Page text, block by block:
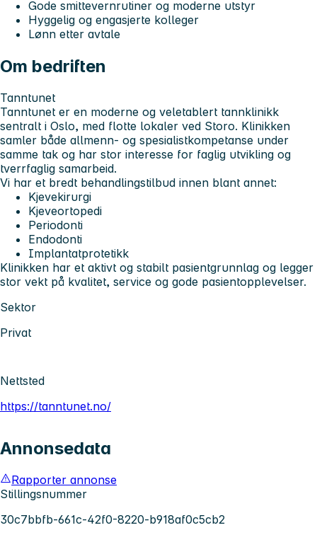
Gode smittevernrutiner og moderne utstyr
Hyggelig og engasjerte kolleger
Lønn etter avtale
Om bedriften
Tanntunet
Tanntunet er en moderne og veletablert tannklinikk
sentralt i Oslo, med flotte lokaler ved Storo. Klinikken
samler både allmenn- og spesialistkompetanse under
samme tak og har stor interesse for faglig utvikling og
tverrfaglig samarbeid.
Vi har et bredt behandlingstilbud innen blant annet:
Kjevekirurgi
Kjeveortopedi
Periodonti
Endodonti
Implantatprotetikk
Klinikken har et aktivt og stabilt pasientgrunnlag og legger
stor vekt på kvalitet, service og gode pasientopplevelser.
Sektor
Privat
Nettsted
https://tanntunet.no/
Annonsedata
Rapporter annonse
Stillingsnummer
30c7bbfb-661c-42f0-8220-b918af0c5cb2